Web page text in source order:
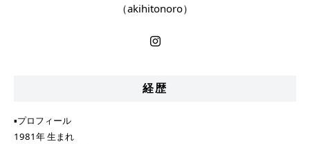
（akihitonoro）
経歴
▪️プロフィール
1981年 生まれ